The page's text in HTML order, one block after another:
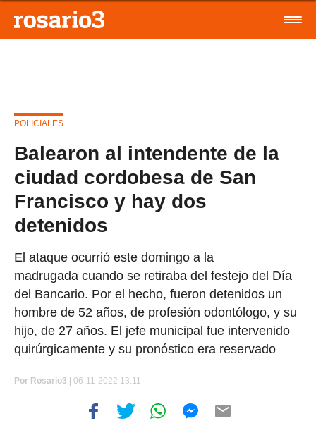
POLICIALES
Balearon al intendente de la
ciudad cordobesa de San
Francisco y hay dos
detenidos
El ataque ocurrió este domingo a la
madrugada cuando se retiraba del festejo del Día
del Bancario. Por el hecho, fueron detenidos un
hombre de 52 años, de profesión odontólogo, y su
hijo, de 27 años. El jefe municipal fue intervenido
quirúrgicamente y su pronóstico era reservado
Por Rosario3 | 06-11-2022 13:11